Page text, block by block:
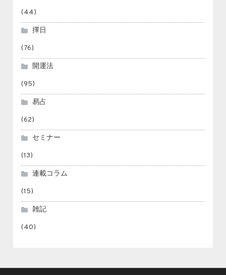
(44)
擇日
(76)
開運法
(95)
易占
(62)
セミナー
(13)
連載コラム
(15)
雑記
(40)